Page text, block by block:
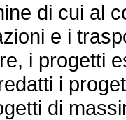
di cui al
e i
i progetti
i
di